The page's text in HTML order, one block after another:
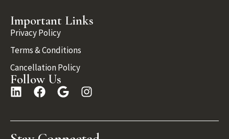
Important Links
Privacy Policy
Terms & Conditions
Cancellation Policy
Follow Us